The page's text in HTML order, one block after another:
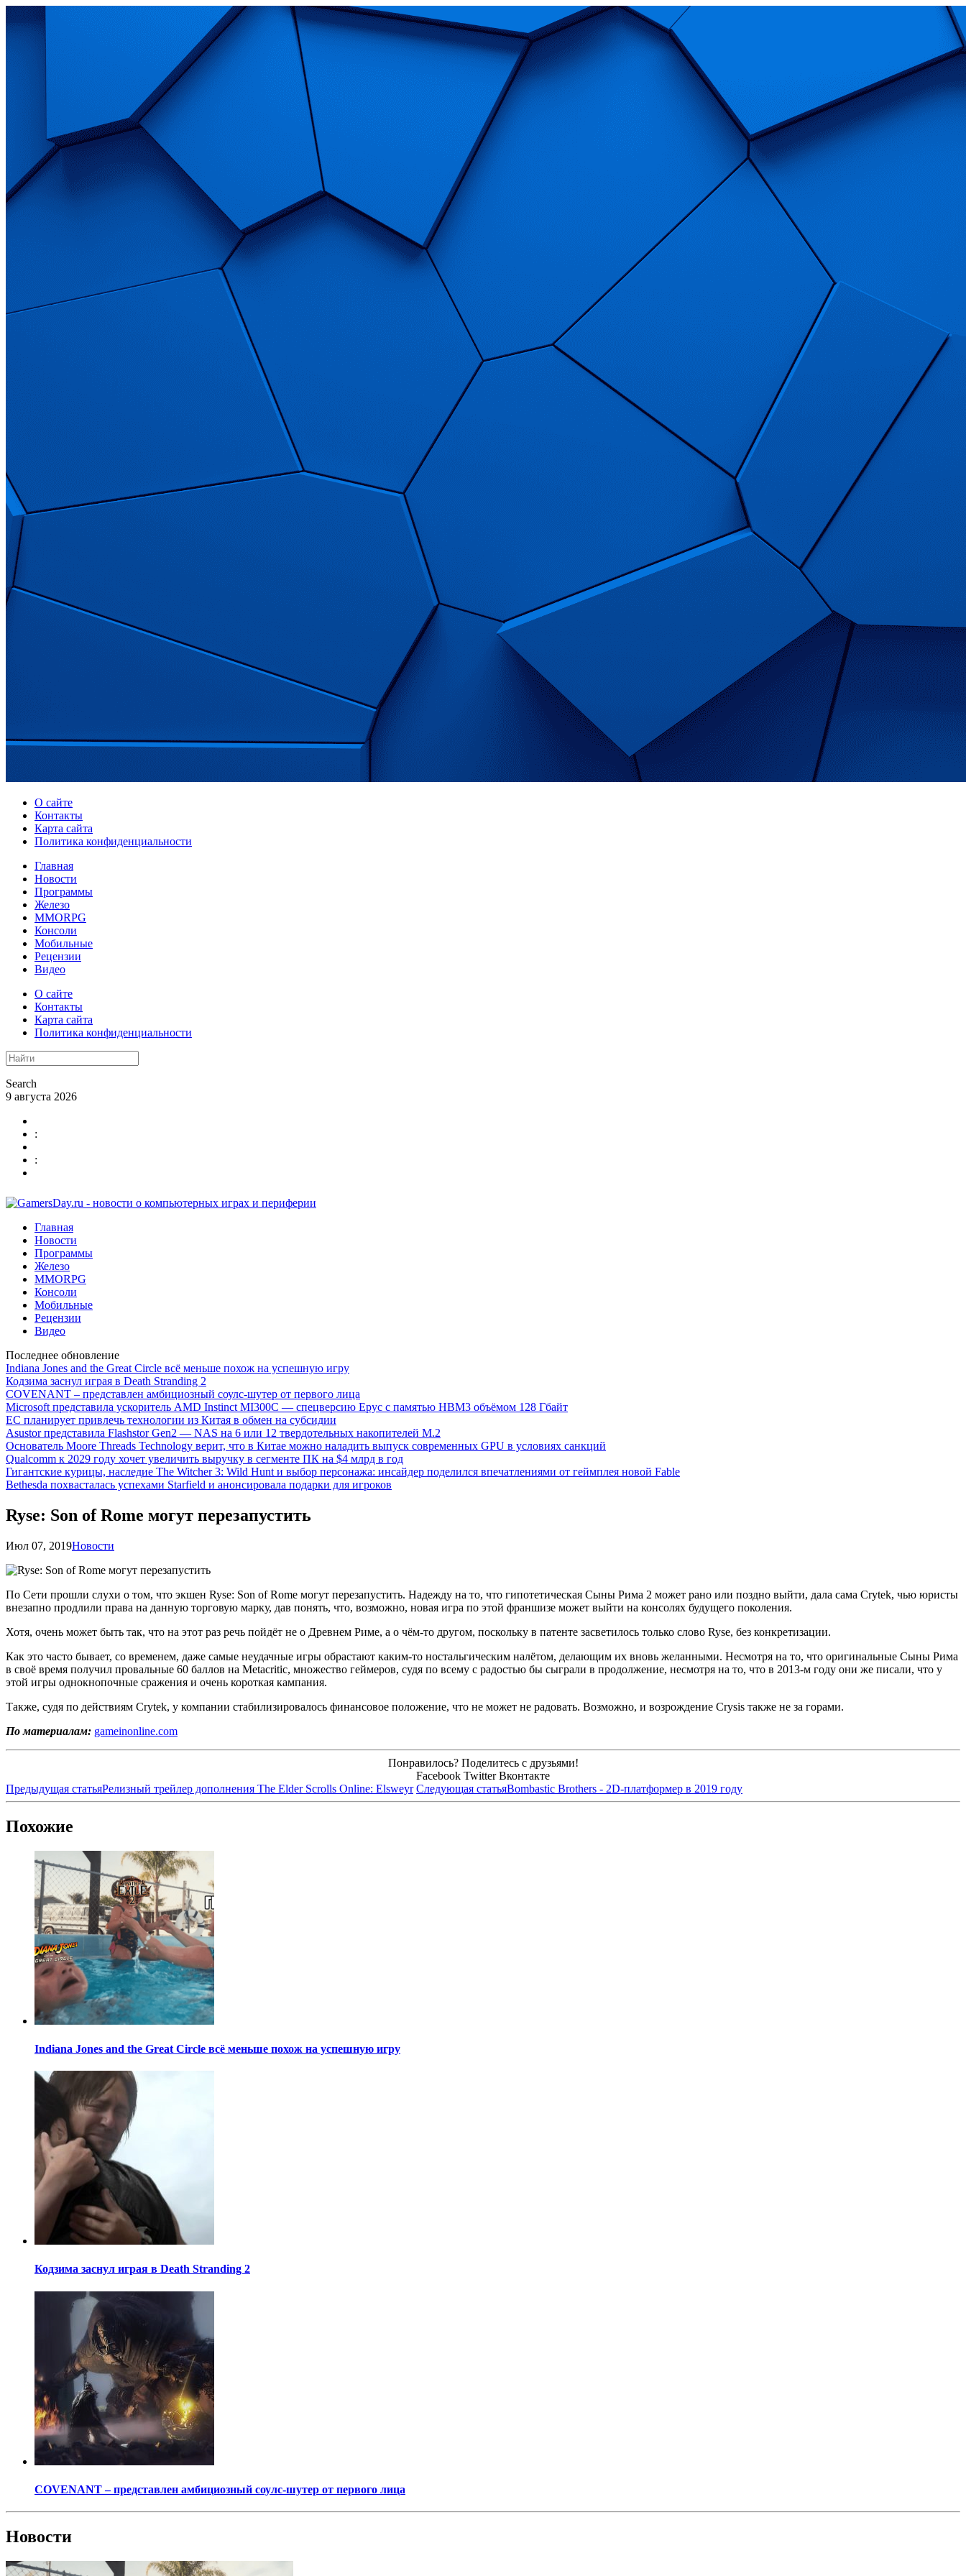
О сайте
Контакты
Карта сайта
Политика конфиденциальности
Главная
Новости
Программы
Железо
MMORPG
Консоли
Мобильные
Рецензии
Видео
О сайте
Контакты
Карта сайта
Политика конфиденциальности
Search
9 августа 2026
:
:
Главная
Новости
Программы
Железо
MMORPG
Консоли
Мобильные
Рецензии
Видео
Последнее обновление
Indiana Jones and the Great Circle всё меньше похож на успешную игру
Кодзима заснул играя в Death Stranding 2
COVENANT – представлен амбициозный соулс-шутер от первого лица
Microsoft представила ускоритель AMD Instinct MI300C — спецверсию Epyc с памятью HBM3 объёмом 128 Гбайт
ЕС планирует привлечь технологии из Китая в обмен на субсидии
Asustor представила Flashstor Gen2 — NAS на 6 или 12 твердотельных накопителей M.2
Основатель Moore Threads Technology верит, что в Китае можно наладить выпуск современных GPU в условиях санкций
Qualcomm к 2029 году хочет увеличить выручку в сегменте ПК на $4 млрд в год
Гигантские курицы, наследие The Witcher 3: Wild Hunt и выбор персонажа: инсайдер поделился впечатлениями от геймплея новой Fable
Bethesda похвасталась успехами Starfield и анонсировала подарки для игроков
Ryse: Son of Rome могут перезапустить
Июл 07, 2019Новости
По Сети прошли слухи о том, что экшен Ryse: Son of Rome могут перезапустить. Надежду на то, что гипотетическая Сыны Рима 2 может рано или поздно выйти, дала сама Crytek, чью юристы
внезапно продлили права на данную торговую марку, дав понять, что, возможно, новая игра по этой франшизе может выйти на консолях будущего поколения.
Хотя, очень может быть так, что на этот раз речь пойдёт не о Древнем Риме, а о чём-то другом, поскольку в патенте засветилось только слово Ryse, без конкретизации.
Как это часто бывает, со временем, даже самые неудачные игры обрастают каким-то ностальгическим налётом, делающим их вновь желанными. Несмотря на то, что оригинальные Сыны Рима
в своё время получил провальные 60 баллов на Metacritic, множество геймеров, судя по всему с радостью бы сыграли в продолжение, несмотря на то, что в 2013-м году они же писали, что у
этой игры однокнопочные сражения и очень короткая кампания.
Также, судя по действиям Crytek, у компании стабилизировалось финансовое положение, что не может не радовать. Возможно, и возрождение Crysis также не за горами.
По материалам: gameinonline.com
Понравилось? Поделитесь с друзьями!
Facebook Twitter Вконтакте
Предыдущая статьяРелизный трейлер дополнения The Elder Scrolls Online: Elsweyr Следующая статьяBombastic Brothers - 2D-платформер в 2019 году
Похожие
Indiana Jones and the Great Circle всё меньше похож на успешную игру
Кодзима заснул играя в Death Stranding 2
COVENANT – представлен амбициозный соулс-шутер от первого лица
Новости